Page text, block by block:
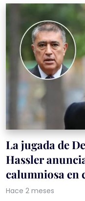
La jugada de
Hassler
calumniosa en
Hace 2 meses